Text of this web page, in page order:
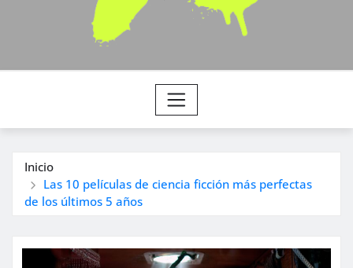
Inicio
Las 10 películas de ciencia ficción más perfectas
de los últimos 5 años